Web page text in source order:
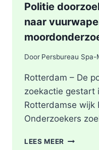
Politie
naar
Door Persbureau Spa-
Rotterdam – De
zoekactie gestart
Rotterdamse wijk
Onderzoekers
LEES MEER POLITIE